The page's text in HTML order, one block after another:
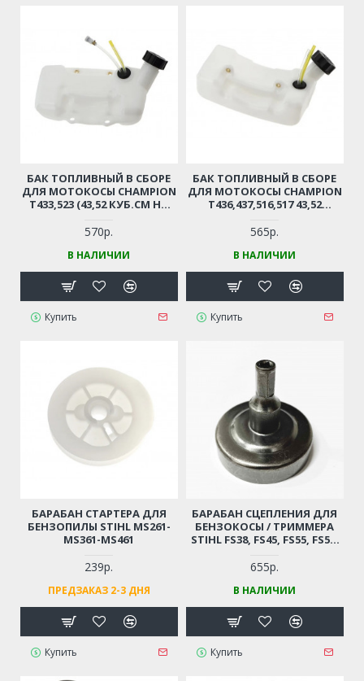
БАК ТОПЛИВНЫЙ В СБОРЕ
ДЛЯ МОТОКОСЫ CHAMPION
T433,523 (43,52 КУБ.СМ НА
570р.
В НАЛИЧИИ
Купить
БАК ТОПЛИВНЫЙ В СБОРЕ
ДЛЯ МОТОКОСЫ CHAMPION
T436,437,516,517 43,52
565р.
В НАЛИЧИИ
Купить
БАРАБАН СТАРТЕРА ДЛЯ
БЕНЗОПИЛЫ STIHL MS261-
MS361-MS461
239р.
ПРЕДЗАКАЗ 2-3 ДНЯ
Купить
БАРАБАН СЦЕПЛЕНИЯ ДЛЯ
БЕНЗОКОСЫ / ТРИММЕРА
STIHL FS38, FS45, FS55, FS56,
655р.
В НАЛИЧИИ
Купить